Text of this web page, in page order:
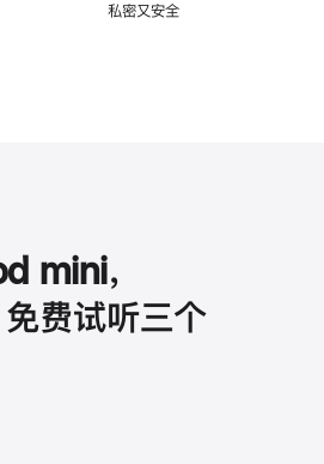
私密又安全
mini，
费试听三个